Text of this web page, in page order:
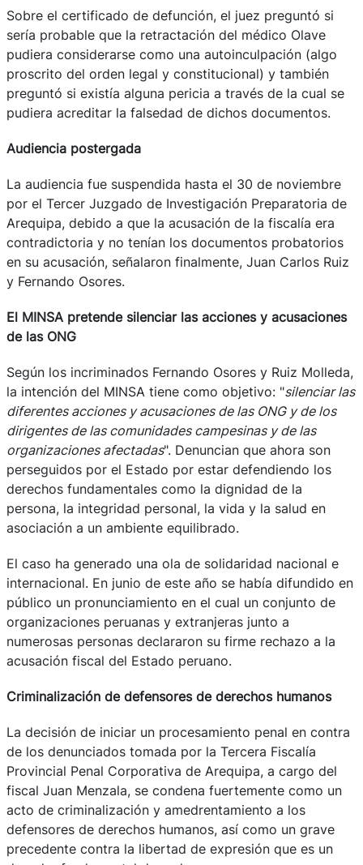
Sobre el certificado de defunción, el juez preguntó si
sería probable que la retractación del médico Olave
pudiera considerarse como una autoinculpación (algo
proscrito del orden legal y constitucional) y también
preguntó si existía alguna pericia a través de la cual se
pudiera acreditar la falsedad de dichos documentos.
Audiencia postergada
La audiencia fue suspendida hasta el 30 de noviembre
por el Tercer Juzgado de Investigación Preparatoria de
Arequipa, debido a que la acusación de la fiscalía era
contradictoria y no tenían los documentos probatorios
en su acusación, señalaron finalmente, Juan Carlos Ruiz
y Fernando Osores.
El MINSA pretende silenciar las acciones y acusaciones
de las ONG
Según los incriminados Fernando Osores y Ruiz Molleda,
la intención del MINSA tiene como objetivo: "silenciar las
diferentes acciones y acusaciones de las ONG y de los
dirigentes de las comunidades campesinas y de las
organizaciones afectadas". Denuncian que ahora son
perseguidos por el Estado por estar defendiendo los
derechos fundamentales como la dignidad de la
persona, la integridad personal, la vida y la salud en
asociación a un ambiente equilibrado.
El caso ha generado una ola de solidaridad nacional e
internacional. En junio de este año se había difundido en
público un pronunciamiento en el cual un conjunto de
organizaciones peruanas y extranjeras junto a
numerosas personas declararon su firme rechazo a la
acusación fiscal del Estado peruano.
Criminalización de defensores de derechos humanos
La decisión de iniciar un procesamiento penal en contra
de los denunciados tomada por la Tercera Fiscalía
Provincial Penal Corporativa de Arequipa, a cargo del
fiscal Juan Menzala, se condena fuertemente como un
acto de criminalización y amedrentamiento a los
defensores de derechos humanos, así como un grave
precedente contra la libertad de expresión que es un